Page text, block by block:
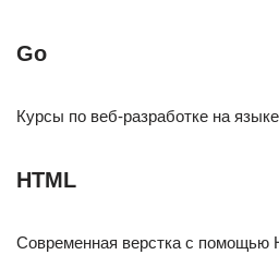
Go
Курсы по веб-разработке на
HTML
Современная верстка с помощью